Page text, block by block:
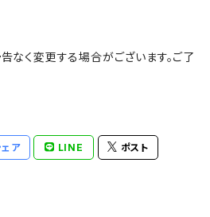
なく変更する場合がございます。ご了
ェア LINE ポスト